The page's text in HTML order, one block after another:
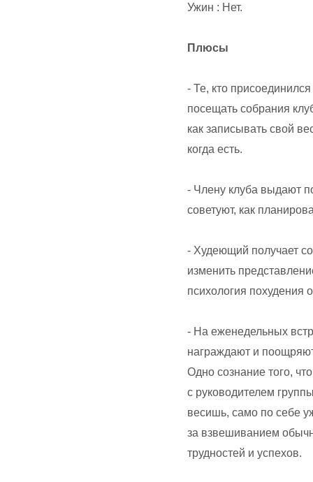
Ужин : Нет.
Плюсы
- Те, кто
посещать собрания
как записывать свой
когда есть.
- Члену клуба выдают
советуют, как
- Худеющий получает
изменить
психология похудения
- На еженедельных
награждают и
Одно сознание того,
с руководителем
весишь, само по себе
за взвешиванием
трудностей и успехов.